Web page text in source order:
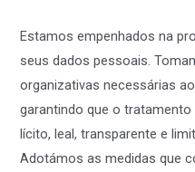
Estamos empenhados na
seus dados pessoais.
organizativas necessárias
garantindo que o
lícito, leal, transparente e
Adotámos as medidas que